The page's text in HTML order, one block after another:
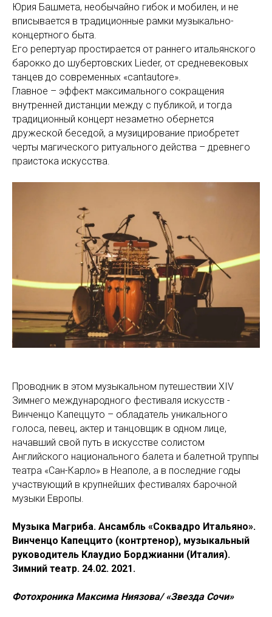
Юрия Башмета, необычайно гибок и мобилен, и не
вписывается в традиционные рамки музыкально-
концертного быта.
Его репертуар простирается от раннего итальянского
барокко до шубертовских Lieder, от средневековых
танцев до современных «cantautore».
Главное – эффект максимального сокращения
внутренней дистанции между с публикой, и тогда
традиционный концерт незаметно обернется
дружеской беседой, а музицирование приобретет
черты магического ритуального действа – древнего
праистока искусства.
Проводник в этом музыкальном путешествии XIV
Зимнего международного фестиваля искусств -
Винченцо Капеццуто – обладатель уникального
голоса, певец, актер и танцовщик в одном лице,
начавший свой путь в искусстве солистом
Английского национального балета и балетной труппы
театра «Сан-Карло» в Неаполе, а в последние годы
участвующий в крупнейших фестивалях барочной
музыки Европы.
Музыка Магриба. Ансамбль «Соквадро Итальяно».
Винченцо Капеццито (контртенор), музыкальный
руководитель Клаудио Борджианни (Италия).
Зимний театр. 24.02. 2021.
Фотохроника Максима Ниязова/ «Звезда Сочи»